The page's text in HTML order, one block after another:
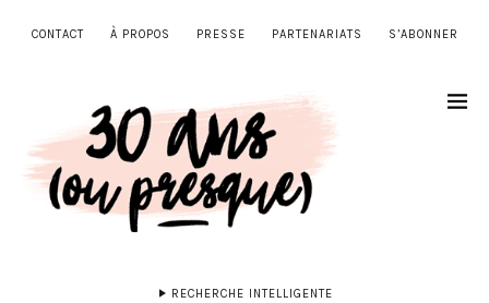
CONTACT À PROPOS PRESSE PARTENARIATS S’ABONNER
RECHERCHE INTELLIGENTE